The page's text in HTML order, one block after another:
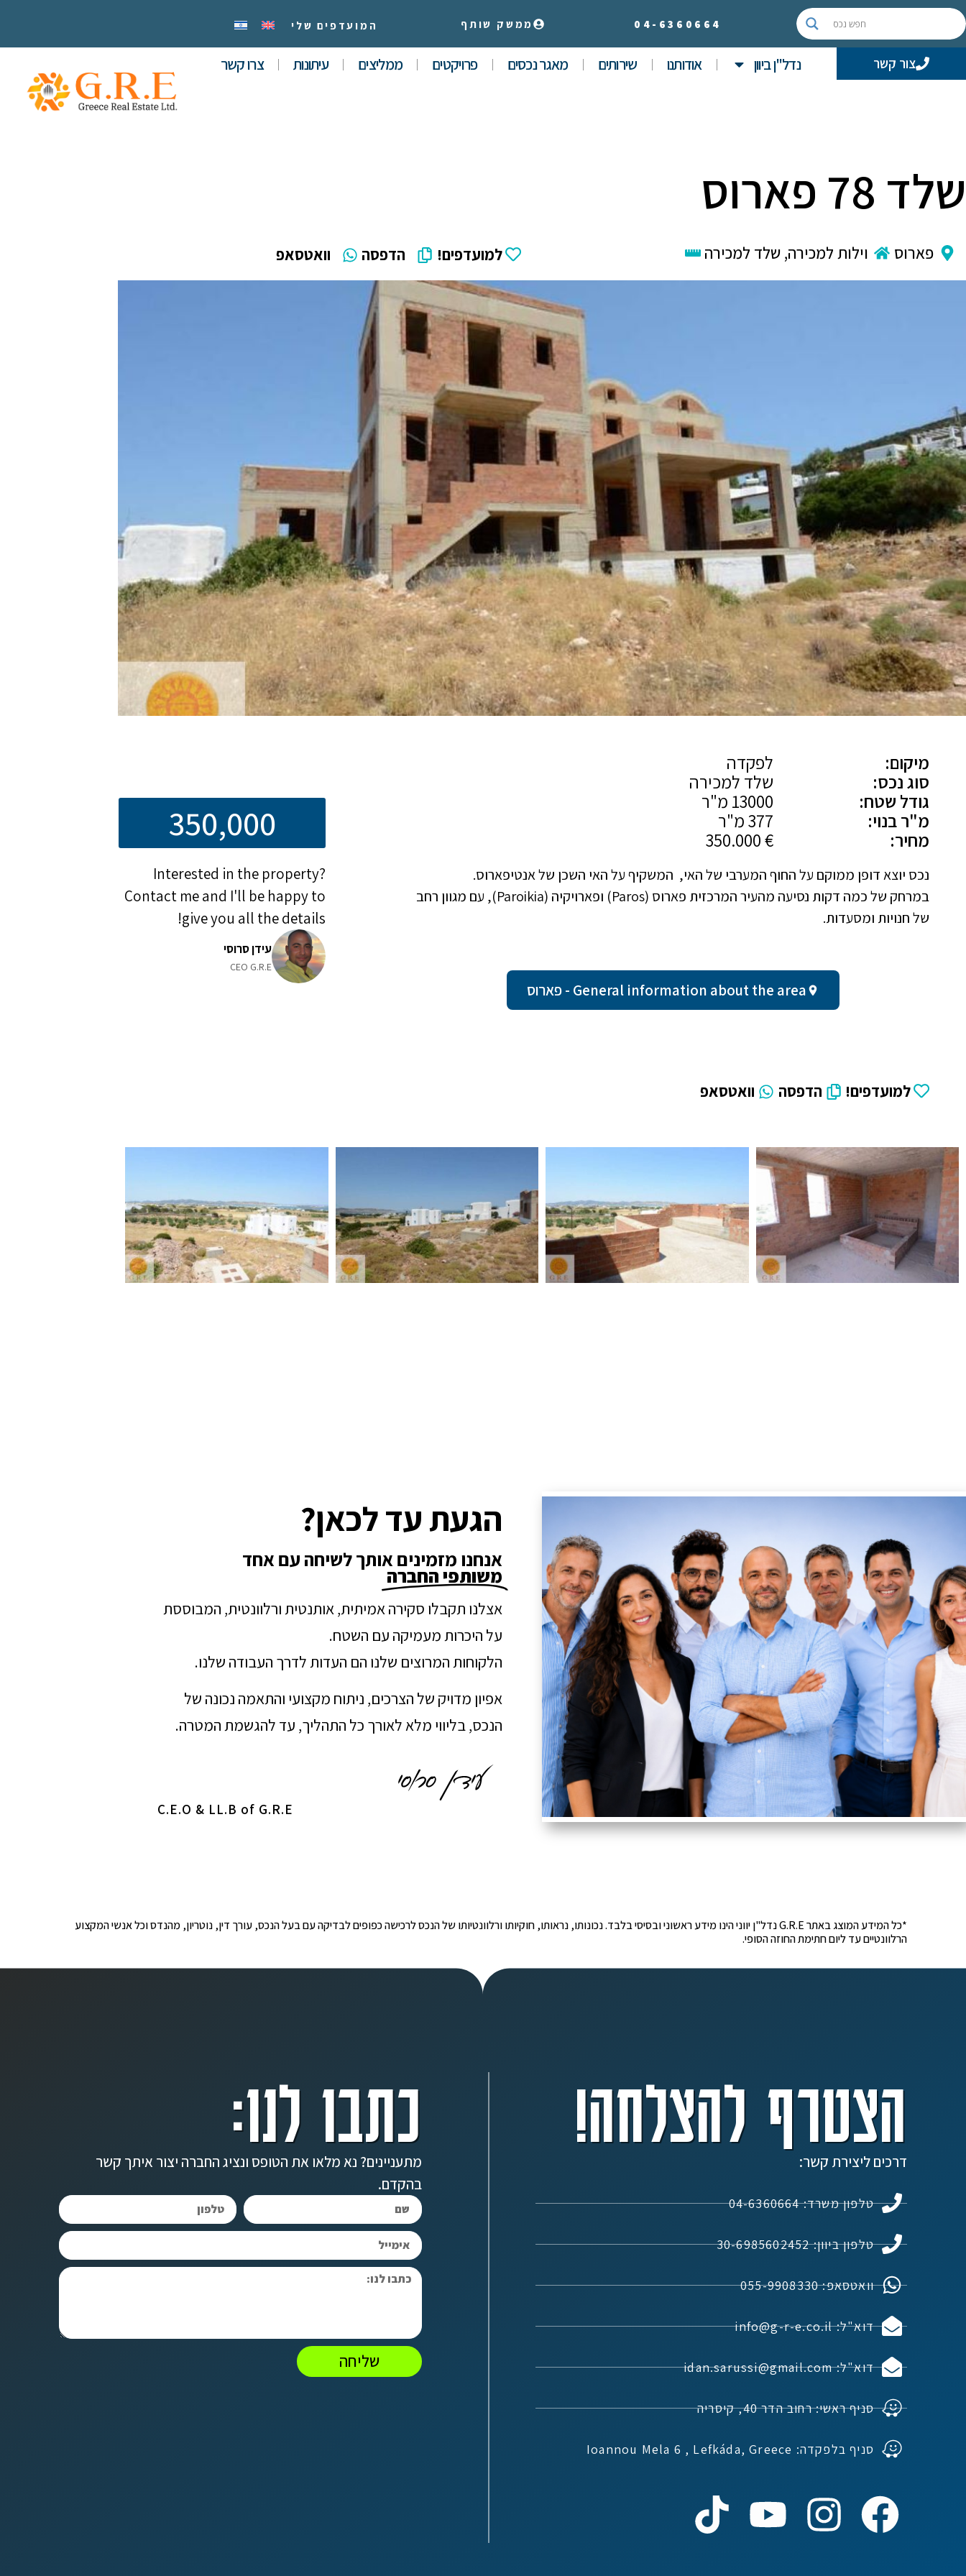
04- 6360664 ממשק שותף המועדפים שלי
צור קשר נדל"ן ביוון אודותנו שירותים מאגר נכסים פרויקטים ממליצים עיתונות צרו קשר
שלד 78 פארוס
פארוס וילות למכירה, שלד למכירה למועדפים! הדפסה וואטסאפ
מיקום:
לפקדה
סוג נכס:
שלד למכירה
גודל שטח:
מ"ר בנוי:
מחיר:
€ 350.000
נכס יוצא דופן ממוקם על החוף המערבי של האי, המשקיף על האי השכן של אנטיפארוס.
במרחק של כמה דקות נסיעה מהעיר המרכזית פארוס (Paros) ופארויקיה (Paroikia), עם מגוון רחב
של חנויות ומסעדות.
General information about the area - פארוס
למועדפים! הדפסה וואטסאפ
350,000
Interested in the property?
Contact me and I'll be happy to
give you all the details!
עידן סרוסי
CEO G.R.E
הגעת עד לכאן?
אנחנו מזמינים אותך לשיחה עם אחד
משותפי החברה
אצלנו תקבלו סקירה אמיתית, אותנטית ורלוונטית, המבוססת
על היכרות מעמיקה עם השטח.
הלקוחות המרוצים שלנו הם העדות לדרך העבודה שלנו.
אפיון מדויק של הצרכים, ניתוח מקצועי והתאמה נכונה של
הנכס, בליווי מלא לאורך כל התהליך, עד להגשמת המטרה.
C.E.O & LL.B of G.R.E
*כל המידע המוצג באתר G.R.E נדל"ן יווני הינו מידע ראשוני ובסיסי בלבד. נכונותו, נראותו, חוקיותו ורלוונטיותו של הנכס לרכישה כפופים לבדיקה עם בעל הנכס, עורך דין, נוטריון, מהנדס וכל אנשי המקצוע
הרלוונטיים עד ליום חתימת החוזה הסופי.
הצטרף להצלחה!
דרכים ליצירת קשר:
טלפון משרד: 04-6360664
טלפון ביוון: 30-6985602452
וואטסאפ: 055-9908330
דוא"ל: info@g-r-e.co.il
דוא"ל: idan.sarussi@gmail.com
סניף ראשי: רחוב הדר 40, קיסריה
סניף בלפקדה: Ioannou Mela 6 , Lefkáda, Greece
כתבו לנו:
מתעניינים? נא מלאו את הטופס ונציג החברה יצור איתך קשר
בהקדם.
שליחה